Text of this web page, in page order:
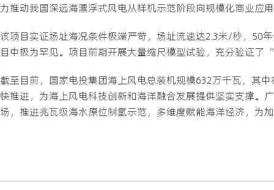
力推动我国深远海漂浮式风电从样机示范阶段向规模化商业应
该项目实证场址海况条件极端严苛，场址流速达2.3米/秒，50
目中极为罕见。项目前期开展大量缩尺模型试验，充分验证
截至目前，国家电投集团海上风电总装机规模632万千瓦，其
快推进，为海上风电科技创新和海洋融合发展提供坚实支撑
场，推进兆瓦级海水原位制氢示范，多维度赋能海洋经济，为